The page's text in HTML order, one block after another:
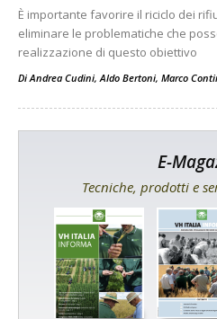
È importante favorire il riciclo dei
eliminare le problematiche che
realizzazione di questo obiettivo
DiAndrea Cudini,Aldo Bertoni, Marco
E-
Tecniche, prodotti e